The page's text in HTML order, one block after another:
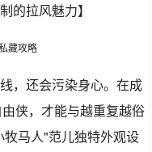
的拉风魅力】
，还会污染身心。在成
侠，才能与越重复越俗
马人"范儿独特外观设